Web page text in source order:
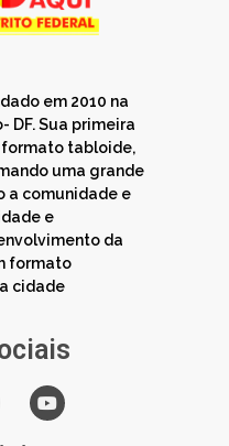
em 2010 na
DF. Sua primeira
formato tabloide,
uma grande
a comunidade e
e
da
formato
cidade